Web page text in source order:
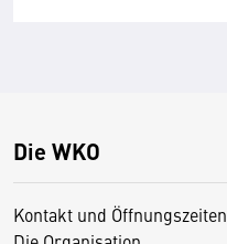
Die WKO
Kontakt und Öffnungszeiten